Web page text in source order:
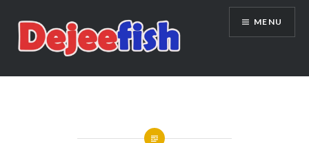
content
DEJEEFISH | PRODUSEN BENIH
MENU